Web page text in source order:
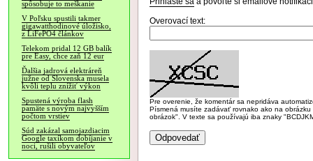
spôsobuje to meškanie
V Poľsku spustili takmer
gigawatthodinové úložisko,
z LiFePO4 článkov
Telekom pridal 12 GB balík
pre Easy, chce zaň 12 eur
Ďalšia jadrová elektráreň
južne od Slovenska musela
kvôli teplu znížiť výkon
Spustená výroba flash
pamäte s novým najvyšším
počtom vrstiev
Súd zakázal samojazdiacim
Google taxíkom dobíjanie v
noci, rušili obyvateľov
Overovací text:
Pre overenie, že komentár sa nepridáva
Písmená musíte zadávať rovnako ako na
obrázok". V texte sa používajú iba znaky